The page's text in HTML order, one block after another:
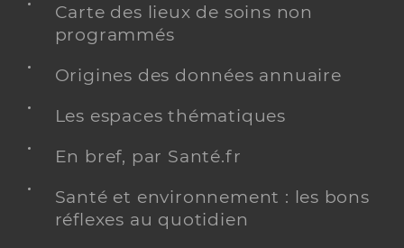
Carte des lieux de soins non
programmés
Origines des données annuaire
Les espaces thématiques
En bref, par Santé.fr
Santé et environnement : les bons
réflexes au quotidien